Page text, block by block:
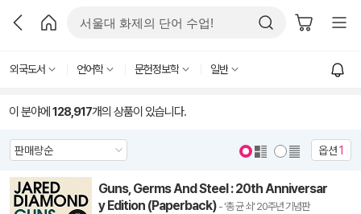
외국도서 언어학 문헌정보학 일반
이 분야에 128,917개의 상품이 있습니다.
옵션1
Guns, Germs And Steel : 20th Anniversar
y Edition (Paperback) - '총 균 쇠' 20주년 기념판